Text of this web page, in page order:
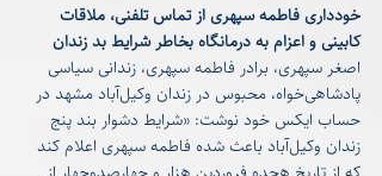
خودداری فاطمه سپهری از تماس تلفنی، ملاقات
کابینی و اعزام به درمانگاه بخاطر شرایط بد زندان
اصغر سپهری، برادر فاطمه سپهری، زندانی سیاسی
پادشاهی‌خواه، محبوس در زندان وکیل‌آباد مشهد در
حساب ایکس خود نوشت: «شرایط دشوار بند پنج
زندان وکیل‌آباد باعث شده فاطمه سپهری اعلام کند